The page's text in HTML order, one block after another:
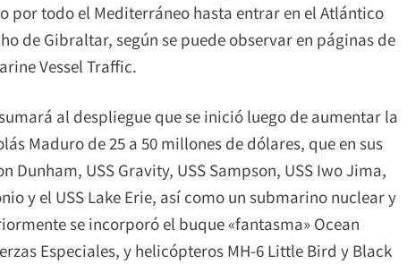
todo el Mediterráneo hasta entrar en el Atlántico
de Gibraltar, según se puede observar en páginas de
Vessel Traffic.
al despliegue que se inició luego de aumentar la
Maduro de 25 a 50 millones de dólares, que en sus
Dunham, USS Gravity, USS Sampson, USS Iwo Jima,
y el USS Lake Erie, así como un submarino nuclear y
se incorporó el buque «fantasma» Ocean
Especiales, y helicópteros MH-6 Little Bird y Black